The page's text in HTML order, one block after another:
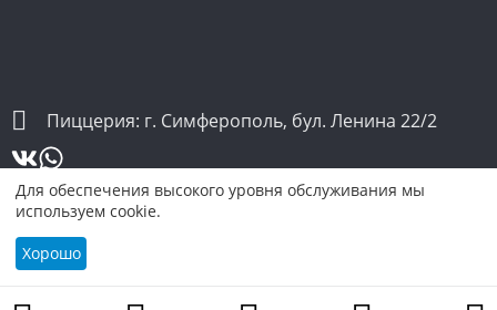
Пиццерия: г. Симферополь, бул. Ленина 22/2
Для обеспечения высокого уровня обслуживания мы
используем cookie.
Хорошо